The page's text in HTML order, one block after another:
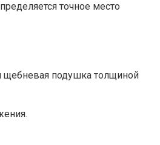
точное место
щебневая подушка толщиной